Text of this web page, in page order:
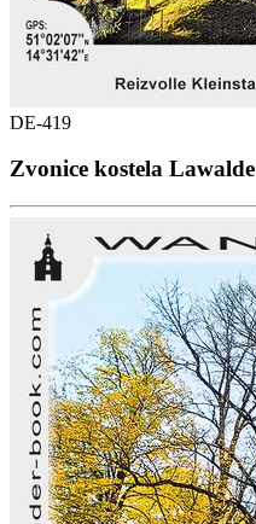
DE-419
Zvonice kostela Lawalde